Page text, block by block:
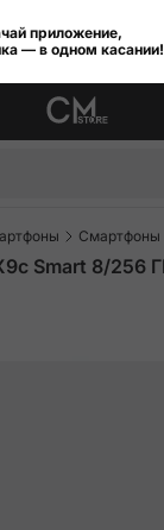
приложение,
— в одном касании!
Смартфоны
Smart 8/256